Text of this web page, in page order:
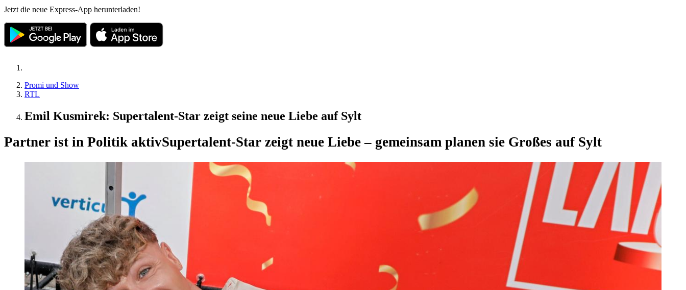
Jetzt die neue Express-App herunterladen!
Promi und Show
RTL
Emil Kusmirek: Supertalent-Star zeigt seine neue Liebe auf Sylt
Partner ist in Politik aktivSupertalent-Star zeigt neue Liebe – gemeinsam planen sie Großes auf Sylt